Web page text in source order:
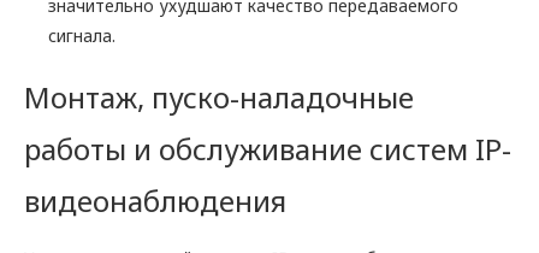
значительно ухудшают качество передаваемого
сигнала.
Монтаж, пуско-наладочные
работы и обслуживание систем IP-
видеонаблюдения